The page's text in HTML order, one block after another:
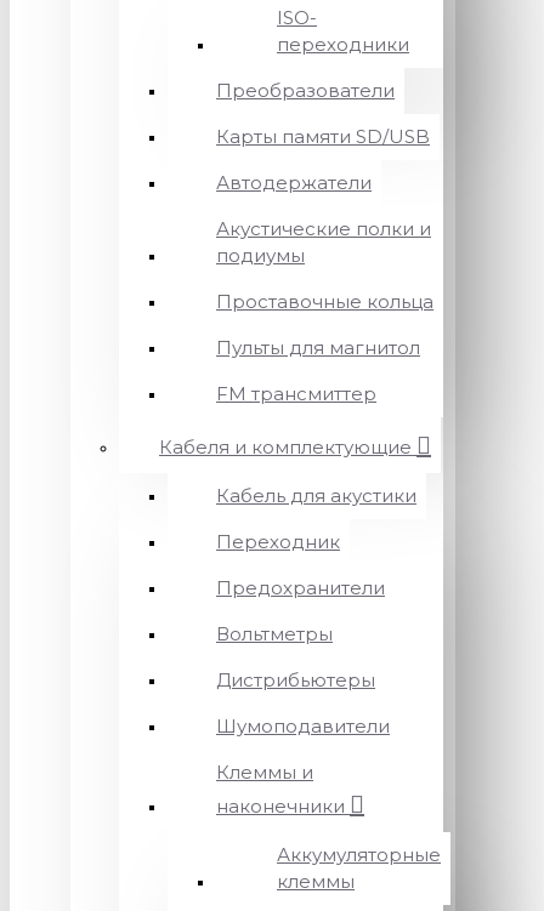
ISO-
переходники
Преобразователи
Карты памяти SD/USB
Автодержатели
Акустические полки и
подиумы
Проставочные кольца
Пульты для магнитол
FM трансмиттер
Кабеля и комплектующие
Кабель для акустики
Переходник
Предохранители
Вольтметры
Дистрибьютеры
Шумоподавители
Клеммы и
наконечники
Аккумуляторные
клеммы